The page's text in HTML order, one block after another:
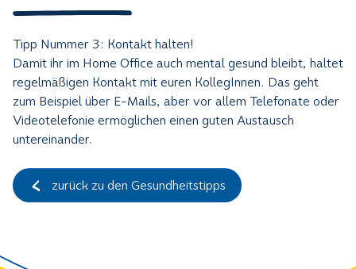
Tipp Nummer 3: Kontakt halten!
Damit ihr im Home Office auch mental gesund bleibt, haltet
regelmäßigen Kontakt mit euren KollegInnen. Das geht
zum Beispiel über E-Mails, aber vor allem Telefonate oder
Videotelefonie ermöglichen einen guten Austausch
untereinander.
zurück zu den Gesundheitstipps